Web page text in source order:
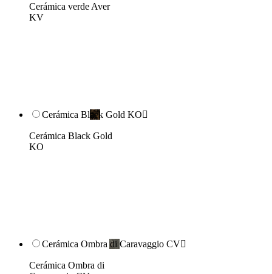
Cerámica verde Aver
KV
Cerámica Black Gold KO
Cerámica Black Gold
KO
Cerámica Ombra di Caravaggio CV
Cerámica Ombra di